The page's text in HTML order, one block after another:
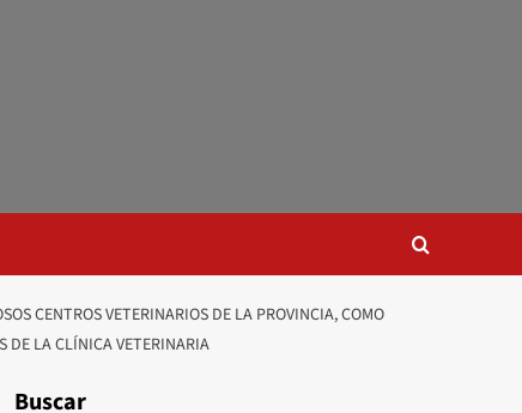
CENTROS VETERINARIOS DE LA PROVINCIA, COMO
DE LA CLÍNICA VETERINARIA
Buscar